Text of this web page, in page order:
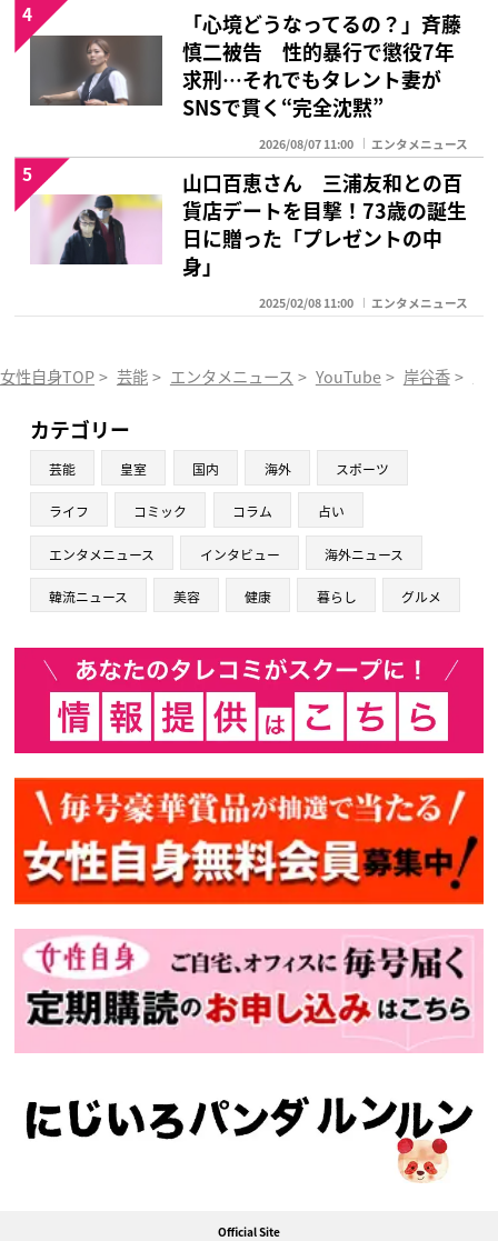
「心境どうなってるの？」斉藤
慎二被告 性的暴行で懲役7年
求刑…それでもタレント妻が
SNSで貫く“完全沈黙”
2026/08/07 11:00 エンタメニュース
4
山口百恵さん 三浦友和との百
貨店デートを目撃！73歳の誕生
日に贈った「プレゼントの中
身」
2025/02/08 11:00 エンタメニュース
5
女性自身TOP > 芸能 > エンタメニュース > YouTube > 岸谷香 >
カテゴリー
芸能 皇室 国内 海外 スポーツ
ライフ コミック コラム 占い
エンタメニュース インタビュー 海外ニュース
韓流ニュース 美容 健康 暮らし グルメ
Official Site